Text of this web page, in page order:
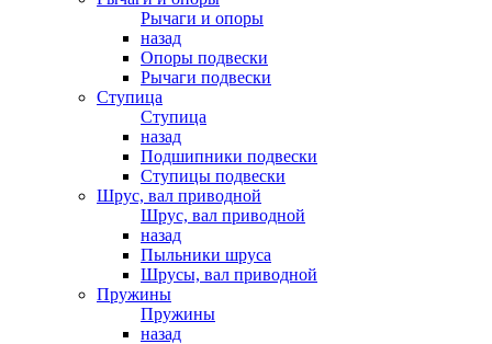
Рычаги и опоры
назад
Опоры подвески
Рычаги подвески
Ступица
Ступица
назад
Подшипники подвески
Ступицы подвески
Шрус, вал приводной
Шрус, вал приводной
назад
Пыльники шруса
Шрусы, вал приводной
Пружины
Пружины
назад